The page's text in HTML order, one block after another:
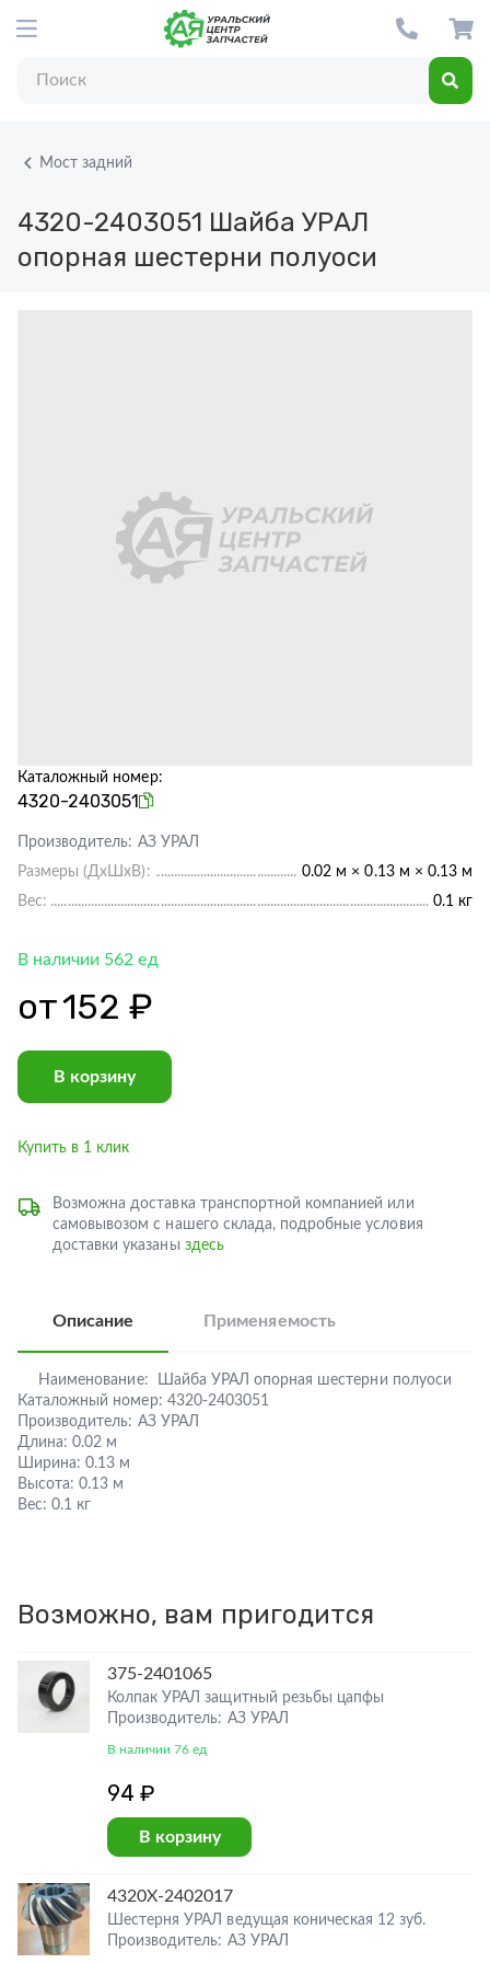
Мост задний
4320-2403051 Шайба УРАЛ
опорная шестерни полуоси
Каталожный номер:
4320-2403051
Производитель: АЗ УРАЛ
Размеры (ДхШхВ):
0.02 м × 0.13 м × 0.13 м
Вес:
0.1 кг
В наличии 562 ед
от152 ₽
В корзину
Купить в 1 клик
Возможна доставка транспортной компанией или
самовывозом с нашего склада, подробные условия
доставки указаны здесь
Описание Применяемость
Наименование:
Шайба УРАЛ опорная шестерни полуоси
Каталожный номер: 4320-2403051
Производитель: АЗ УРАЛ
Длина: 0.02 м
Ширина: 0.13 м
Высота: 0.13 м
Вес: 0.1 кг
Возможно, вам пригодится
375-2401065
Колпак УРАЛ защитный резьбы цапфы
Производитель: АЗ УРАЛ
В наличии 76 ед
94 ₽
В корзину
4320Х-2402017
Шестерня УРАЛ ведущая коническая 12 зуб.
Производитель: АЗ УРАЛ